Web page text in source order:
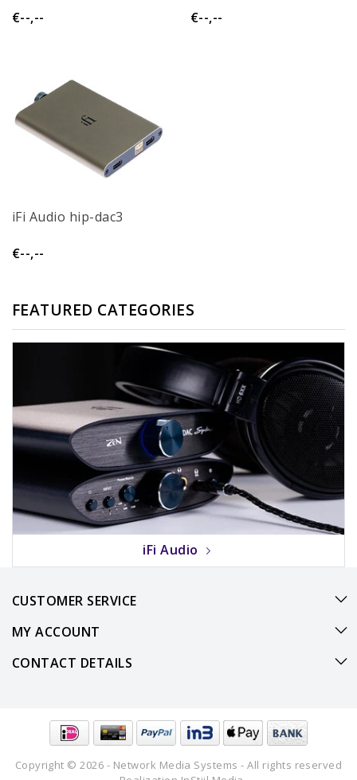
€--,-- €--,--
iFi Audio hip-dac3
€--,--
FEATURED CATEGORIES
iFi Audio
CUSTOMER SERVICE
MY ACCOUNT
CONTACT DETAILS
Copyright © 2026 - Network Media Systems - All rights reserved